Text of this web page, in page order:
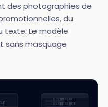
des photographies de
du
texte. Le modèle
sans masquage
E-COMMERCE
SCREENSHOT